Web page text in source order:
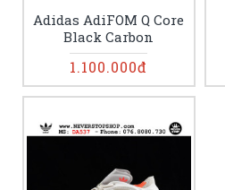
Adidas AdiFOM Q Core
Black Carbon
1.100.000đ